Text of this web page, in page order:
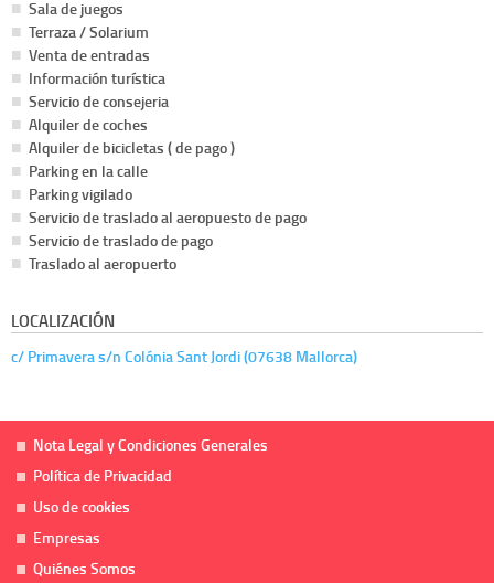
Sala de juegos
Terraza / Solarium
Venta de entradas
Información turística
Servicio de consejeria
Alquiler de coches
Alquiler de bicicletas ( de pago )
Parking en la calle
Parking vigilado
Servicio de traslado al aeropuesto de pago
Servicio de traslado de pago
Traslado al aeropuerto
LOCALIZACIÓN
c/ Primavera s/n Colónia Sant Jordi (07638 Mallorca)
Nota Legal y Condiciones Generales
Política de Privacidad
Uso de cookies
Empresas
Quiénes Somos